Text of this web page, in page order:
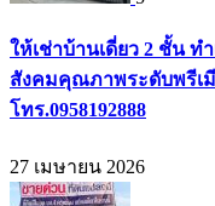
ให้เช่าบ้านเดี่ยว 2 ชั้น ท
สังคมคุณภาพระดับพรีเ
โทร.0958192888
27 เมษายน 2026